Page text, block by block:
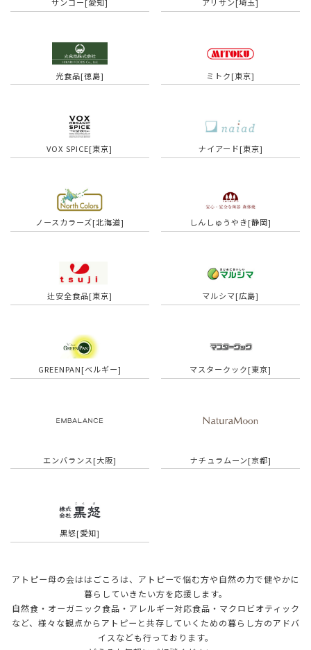
光食品[徳島] ミトク[東京]
VOX SPICE[東京] ナイアード[東京]
ノースカラーズ[北海道] しんしゅうやき[静岡]
辻安全食品[東京] マルシマ[広島]
GREENPAN[ベルギー] マスタークック[東京]
エンバランス[大阪] ナチュラムーン[京都]
黒怒[愛知]
アトピー母の会ははごころは、アトピーで悩む方や自然の力で健やかに
暮らしていきたい方を応援します。
自然食・オーガニック食品・アレルギー対応食品・マクロビオティック
など、様々な観点から アトピーと共存していくための暮らし方のアドバ
イスなども行っております。